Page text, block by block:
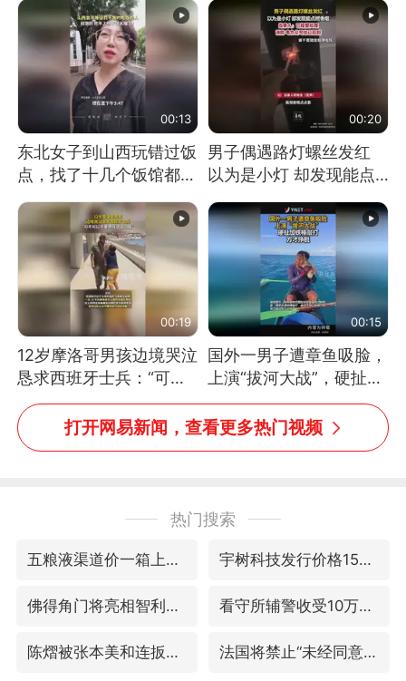
消息）
00:13
东北女子到山西玩错过饭
点，找了十几个饭馆都没
00:20
男子偶遇路灯螺丝发红
以为是小灯 却发现能点
处理
00:19
12岁摩洛哥男孩边境哭泣
恳求西班牙士兵：“可不
可以不要把我遣返回国”
00:15
国外一男子遭章鱼吸脸，
上演“拔河大战”，硬扯加
铁棒敲打方才挣脱
打开网易新闻，查看更多热门视频
热门搜索
五粮液渠道价一箱上涨近百元 宇树科技发行价格150.80元/股
佛得角门将亮相智利俱乐部主场 看守所辅警收受10万获刑1年
陈熠被张本美和连扳三局逆转 法国将禁止“未经同意的电话营销”